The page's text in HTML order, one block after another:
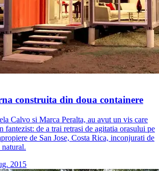
construita din doua containere
Calvo si Marca Peralta, au avut un vis care
fantezist: de a trai retrasi de agitatia orasului pe
de San Jose, Costa Rica, inconjurati de
2015